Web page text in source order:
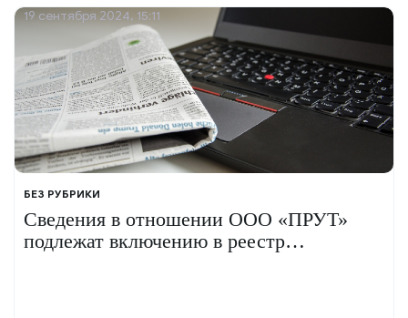
БЕЗ РУБРИКИ
Сведения в отношении ООО «ПРУТ»
подлежат включению в реестр
19 сентября 2024, 15:11